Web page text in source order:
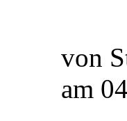
von
am